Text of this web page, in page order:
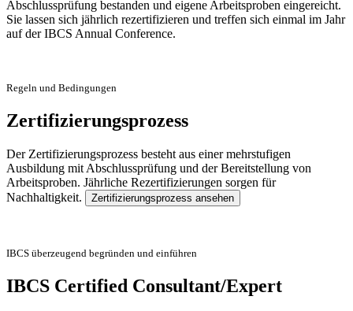
Abschlussprüfung bestanden und eigene Arbeitsproben eingereicht.
Sie lassen sich jährlich rezertifizieren und treffen sich einmal im Jahr
auf der IBCS Annual Conference.
Regeln und Bedingungen
Zertifizierungsprozess
Der Zertifizierungsprozess besteht aus einer mehrstufigen
Ausbildung mit Abschlussprüfung und der Bereitstellung von
Arbeitsproben. Jährliche Rezertifizierungen sorgen für
Nachhaltigkeit.
Zertifizierungsprozess ansehen
IBCS überzeugend begründen und einführen
IBCS Certified Consultant/Expert